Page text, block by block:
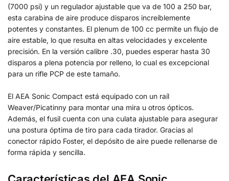
(7000 psi) y un regulador ajustable que va de 100 a 250 bar,
esta carabina de aire produce disparos increíblemente
potentes y constantes. El plenum de 100 cc permite un flujo de
aire estable, lo que resulta en altas velocidades y excelente
precisión. En la versión calibre .30, puedes esperar hasta 30
disparos a plena potencia por relleno, lo cual es excepcional
para un rifle PCP de este tamaño.
El AEA Sonic Compact está equipado con un raíl
Weaver/Picatinny para montar una mira u otros ópticos.
Además, el fusil cuenta con una culata ajustable para asegurar
una postura óptima de tiro para cada tirador. Gracias al
conector rápido Foster, el depósito de aire puede rellenarse de
forma rápida y sencilla.